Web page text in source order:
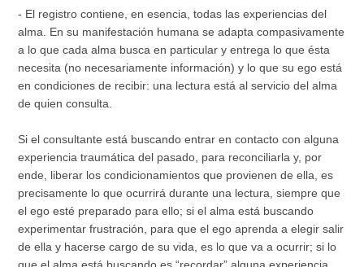
- El registro contiene, en esencia, todas las experiencias del
alma. En su manifestación humana se adapta compasivamente
a lo que cada alma busca en particular y entrega lo que ésta
necesita (no necesariamente información) y lo que su ego está
en condiciones de recibir: una lectura está al servicio del alma
de quien consulta.
Si el consultante está buscando entrar en contacto con alguna
experiencia traumática del pasado, para reconciliarla y, por
ende, liberar los condicionamientos que provienen de ella, es
precisamente lo que ocurrirá durante una lectura, siempre que
el ego esté preparado para ello; si el alma está buscando
experimentar frustración, para que el ego aprenda a elegir salir
de ella y hacerse cargo de su vida, es lo que va a ocurrir; si lo